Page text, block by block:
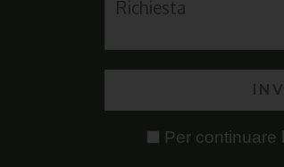
Per continuare